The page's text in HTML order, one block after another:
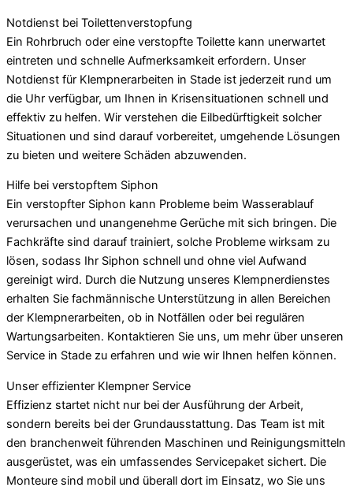
Notdienst bei Toilettenverstopfung
Ein Rohrbruch oder eine verstopfte Toilette kann unerwartet
eintreten und schnelle Aufmerksamkeit erfordern. Unser
Notdienst für Klempnerarbeiten in Stade ist jederzeit rund um
die Uhr verfügbar, um Ihnen in Krisensituationen schnell und
effektiv zu helfen. Wir verstehen die Eilbedürftigkeit solcher
Situationen und sind darauf vorbereitet, umgehende Lösungen
zu bieten und weitere Schäden abzuwenden.
Hilfe bei verstopftem Siphon
Ein verstopfter Siphon kann Probleme beim Wasserablauf
verursachen und unangenehme Gerüche mit sich bringen. Die
Fachkräfte sind darauf trainiert, solche Probleme wirksam zu
lösen, sodass Ihr Siphon schnell und ohne viel Aufwand
gereinigt wird. Durch die Nutzung unseres Klempnerdienstes
erhalten Sie fachmännische Unterstützung in allen Bereichen
der Klempnerarbeiten, ob in Notfällen oder bei regulären
Wartungsarbeiten. Kontaktieren Sie uns, um mehr über unseren
Service in Stade zu erfahren und wie wir Ihnen helfen können.
Unser effizienter Klempner Service
Effizienz startet nicht nur bei der Ausführung der Arbeit,
sondern bereits bei der Grundausstattung. Das Team ist mit
den branchenweit führenden Maschinen und Reinigungsmitteln
ausgerüstet, was ein umfassendes Servicepaket sichert. Die
Monteure sind mobil und überall dort im Einsatz, wo Sie uns